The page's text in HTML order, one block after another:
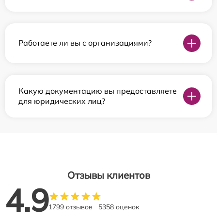
Работаете ли вы с организациями?
Какую документацию вы предоставляете
для юридических лиц?
Отзывы клиентов
4.91799 отзывов 5358 оценок